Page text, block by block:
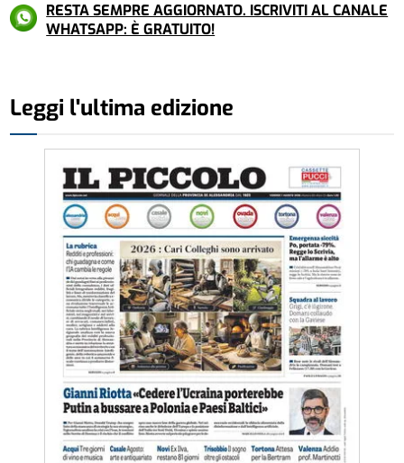
RESTA SEMPRE AGGIORNATO. ISCRIVITI AL CANALE
WHATSAPP: È GRATUITO!
Leggi l'ultima edizione